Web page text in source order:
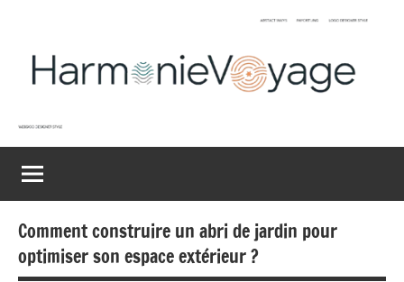
Harmonievoyage
du
monde
Comment construire un abri de jardin pour
optimiser son espace extérieur ?